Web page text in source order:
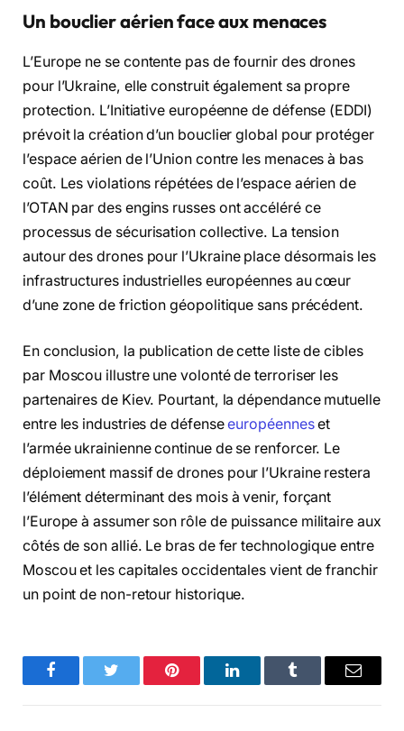
Un bouclier aérien face aux menaces
L’Europe ne se contente pas de fournir des drones
pour l’Ukraine, elle construit également sa propre
protection. L’Initiative européenne de défense (EDDI)
prévoit la création d’un bouclier global pour protéger
l’espace aérien de l’Union contre les menaces à bas
coût. Les violations répétées de l’espace aérien de
l’OTAN par des engins russes ont accéléré ce
processus de sécurisation collective. La tension
autour des drones pour l’Ukraine place désormais les
infrastructures industrielles européennes au cœur
d’une zone de friction géopolitique sans précédent.
En conclusion, la publication de cette liste de cibles
par Moscou illustre une volonté de terroriser les
partenaires de Kiev. Pourtant, la dépendance mutuelle
entre les industries de défenseeuropéenneset
l’armée ukrainienne continue de se renforcer. Le
déploiement massif de drones pour l’Ukraine restera
l’élément déterminant des mois à venir, forçant
l’Europe à assumer son rôle de puissance militaire aux
côtés de son allié. Le bras de fer technologique entre
Moscou et les capitales occidentales vient de franchir
un point de non-retour historique.
FacebookTwitter Pinterest LinkedInTumblr Email